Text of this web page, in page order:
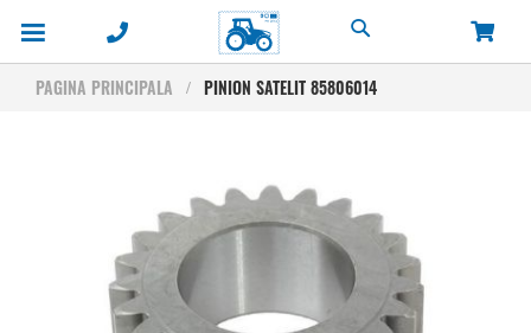
Cautare
PAGINA PRINCIPALA PINION SATELIT 85806014